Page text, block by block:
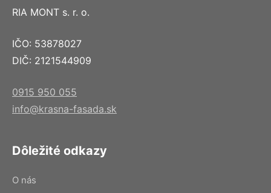
RIA MONT s. r. o.
IČO: 53878027
DIČ: 2121544909
0915 950 055
info@krasna-fasada.sk
Dôležité odkazy
O nás